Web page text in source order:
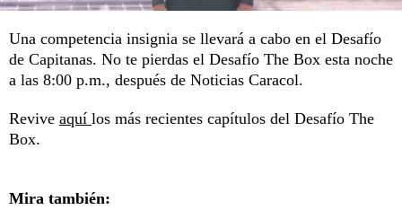
Una competencia insignia se llevará a cabo en el Desafío
de Capitanas. No te pierdas el Desafío The Box esta noche
a las 8:00 p.m., después de Noticias Caracol.
Revive aquí los más recientes capítulos del Desafío The
Box.
Mira también: